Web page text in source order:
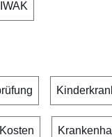
IWAK
Kosten